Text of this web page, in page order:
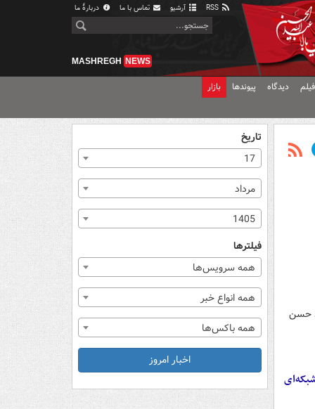
آرشیو تماس با ما دربارهٔ ما
MASHREGH NEWS
دیدگاه پیوندها بازار
زبان سید حسن
تاریخ
17
مرداد
1405
فیلترها
همه سرویس‌ها
همه انواع خبر
همه باکس‌ها
اخبار امروز